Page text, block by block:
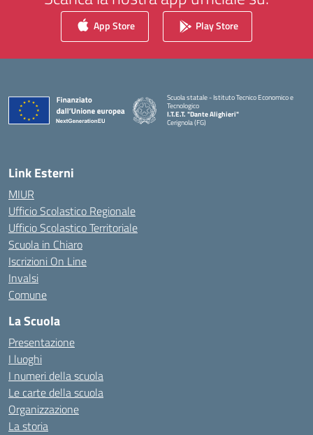
App Store Play Store
Scuola statale - Istituto Tecnico Economico e
Tecnologico
I.T.E.T. "Dante Alighieri"
Cerignola (FG)
— Visita la pagina iniziale della scuola
Link Esterni
MIUR
Ufficio Scolastico Regionale
Ufficio Scolastico Territoriale
Scuola in Chiaro
Iscrizioni On Line
Invalsi
Comune
La Scuola
Presentazione
I luoghi
I numeri della scuola
Le carte della scuola
Organizzazione
La storia